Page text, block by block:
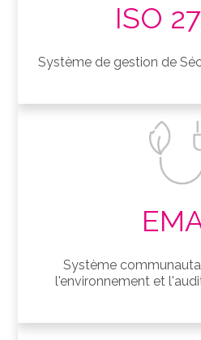
ISO
Système de gestion de
Système
l'environnement et